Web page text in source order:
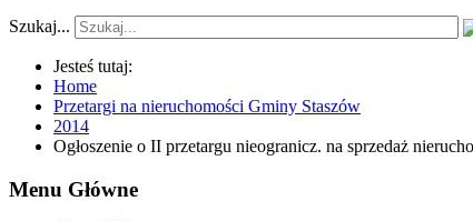
Szukaj...
Jesteś tutaj:
Home
Przetargi na nieruchomości Gminy Staszów
2014
Ogłoszenie o II przetargu nieogranicz. na sprzedaż
Menu Główne